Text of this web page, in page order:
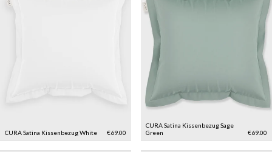
CURA Satina KissenbezugWhite €69.00
CURA Satina KissenbezugSage
Green
€69.00